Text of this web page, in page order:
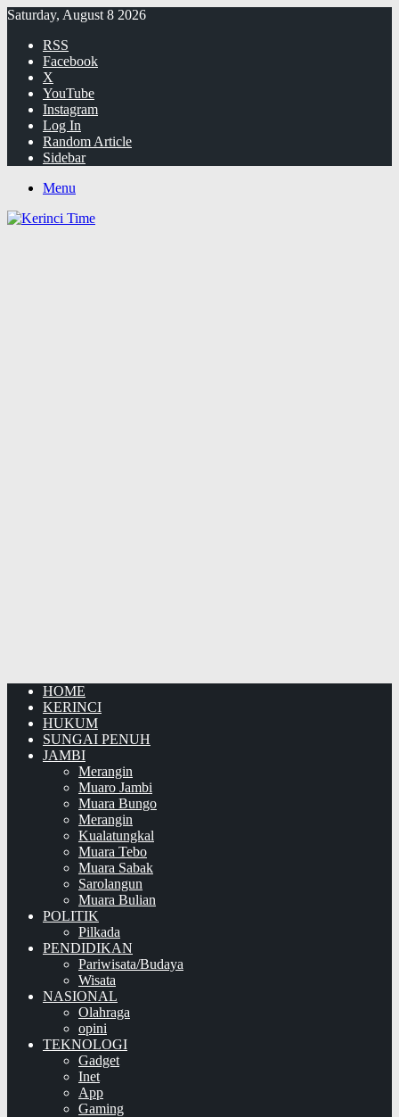
Saturday, August 8 2026
RSS
Facebook
X
YouTube
Instagram
Log In
Random Article
Sidebar
Menu
HOME
KERINCI
HUKUM
SUNGAI PENUH
JAMBI
Merangin
Muaro Jambi
Muara Bungo
Merangin
Kualatungkal
Muara Tebo
Muara Sabak
Sarolangun
Muara Bulian
POLITIK
Pilkada
PENDIDIKAN
Pariwisata/Budaya
Wisata
NASIONAL
Olahraga
opini
TEKNOLOGI
Gadget
Inet
App
Gaming